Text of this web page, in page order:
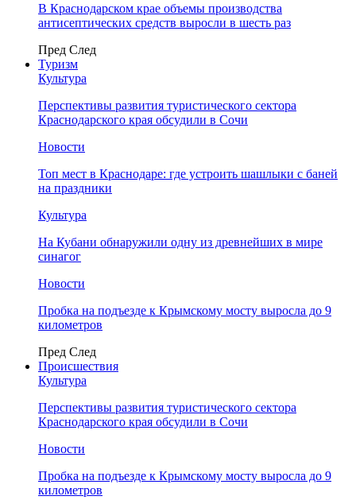
В Краснодарском крае объемы производства
антисептических средств выросли в шесть раз
Пред След
Туризм
Культура
Перспективы развития туристического сектора
Краснодарского края обсудили в Сочи
Новости
Топ мест в Краснодаре: где устроить шашлыки с баней
на праздники
Культура
На Кубани обнаружили одну из древнейших в мире
синагог
Новости
Пробка на подъезде к Крымскому мосту выросла до 9
километров
Пред След
Происшествия
Культура
Перспективы развития туристического сектора
Краснодарского края обсудили в Сочи
Новости
Пробка на подъезде к Крымскому мосту выросла до 9
километров